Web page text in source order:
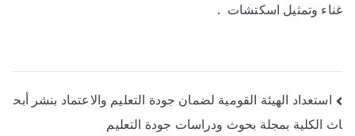
غناء وتمثيل اسكتشات .
استعداد الهيئة القومية لضمان جودة التعليم والاعتماد بنشر أبح
اث الكلية بمجلة بحوث ودراسات جودة التعليم